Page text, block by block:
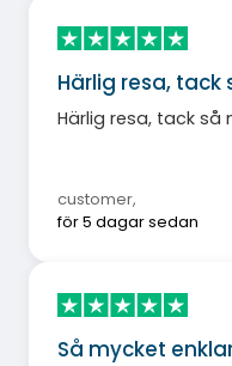
Härlig resa, tack
Härlig resa, tack så
customer,
för 5 dagar sedan
Så mycket